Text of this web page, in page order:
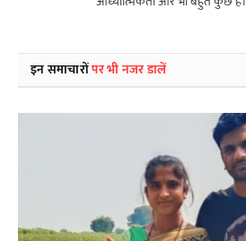
इन समाचारोंपर भी नजर डालें